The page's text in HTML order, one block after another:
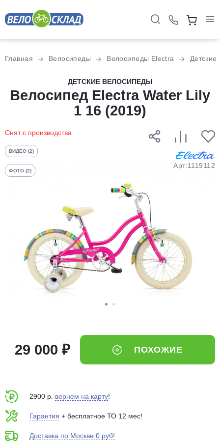
Главная Велосипеды Велосипеды Electra Детские
ДЕТСКИЕ ВЕЛОСИПЕДЫ
Велосипед Electra Water Lily
1 16 (2019)
Снят с производства
ВИДЕО (2)
ФОТО (2)
Арт:1119112
29 000 ₽ ПОХОЖИЕ
2900 р. вернем на карту!
Гарантия + бесплатное ТО 12 мес!
Доставка по Москве 0 руб!
Разбейте
оплатуна части
без переплат
График платежей
Добавляйте товары
в корзину
Оплачивайте сегодня только
% картой любого банка
выбранный способом
75% будут
Подробнее